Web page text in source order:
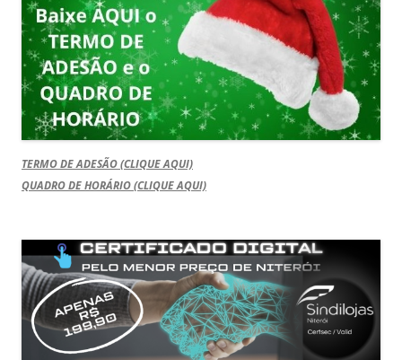
TERMO DE ADESÃO (CLIQUE AQUI)
QUADRO DE HORÁRIO (CLIQUE AQUI)